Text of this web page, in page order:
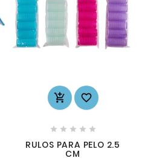
 
    
RULOS PARA PELO 2.5
CM